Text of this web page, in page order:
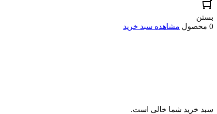
بستن
0 محصول
مشاهده سبد خرید
سبد خرید شما خالی است.